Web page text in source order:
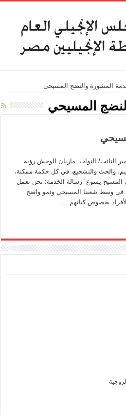
المشورة والنضج المسيحي
المسيحي
النائب/ النواب: ماريان الوحش رؤية
والحث والتشجيع، في كل حكمة ممكنة،
يسوع” رسالة الخدمة: نحن نعمل
وسط شعبنا المسيحي ونمو واضح
بخصوص كيانهم …